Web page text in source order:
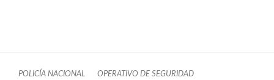
POLICÍA NACIONAL OPERATIVO DE SEGURIDAD